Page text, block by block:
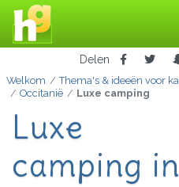
Delen
Welkom Thema's & ideeën voor
Occitanië
Luxe camping
Luxe
camping